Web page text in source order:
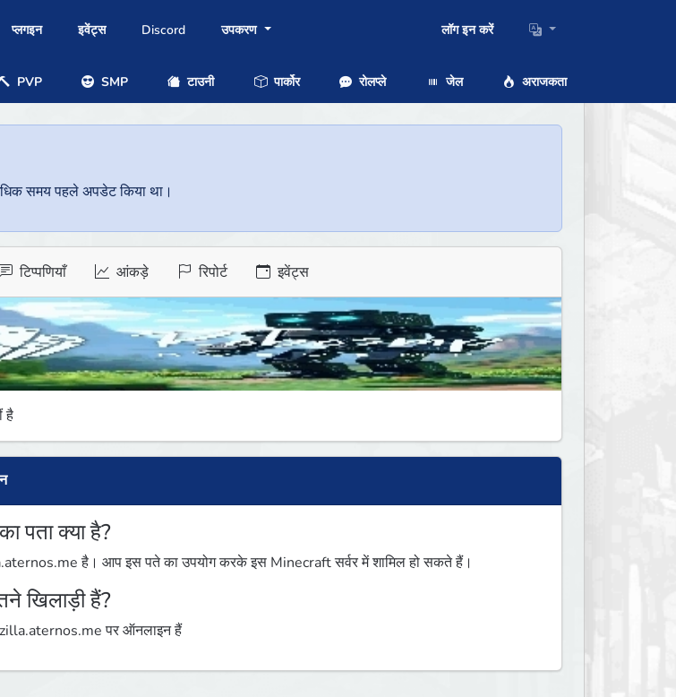
प्लगइन इवेंट्स Discord उपकरण लॉग इन करें
PVP SMP टाउनी पार्कोर रोलप्ले जेल अराजकता
समय पहले अपडेट किया था।
टिप्पणियाँ आंकड़े रिपोर्ट इवेंट्स
है
पता क्या है?
है। आप इस पते का उपयोग करके इस Minecraft सर्वर में शामिल हो सकते हैं।
खिलाड़ी हैं?
पर ऑनलाइन हैं